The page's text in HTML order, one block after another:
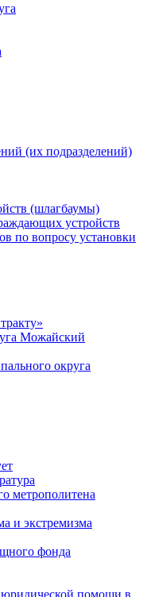
(их подразделений)
(шлагбаумы)
устройств
по вопросу установки
Можайский
округа
метрополитена
и экстремизма
фонда
юридической помощи в